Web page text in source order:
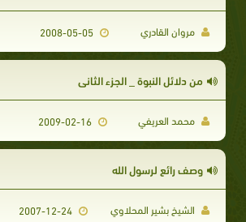
مروان القادري 2008-05-05
من دلائل النبوة _ الجزء الثاني
محمد العريفي 2009-02-16
وصف رائع لرسول الله
الشيخ بشير المحلاوي 2007-12-24